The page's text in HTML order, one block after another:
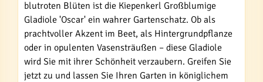
blutroten Blüten ist die Kiepenkerl Großblumige
Gladiole 'Oscar' ein wahrer Gartenschatz. Ob als
prachtvoller Akzent im Beet, als Hintergrundpflanze
oder in opulenten Vasensträußen – diese Gladiole
wird Sie mit ihrer Schönheit verzaubern. Greifen Sie
jetzt zu und lassen Sie Ihren Garten in königlichem